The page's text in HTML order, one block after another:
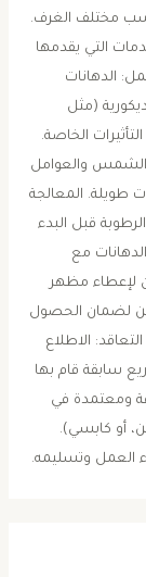
مختلف الغرف.
التي يقدمها
​الدهانات
(مثل
الخاصة.
الشمس والعوامل
طويلة. ​المعالجة
قبل البدء
مع
لإعطاء مظهر
​لضمان الحصول
​الاطلاع
سابقة قام بها
ومعتمدة في
أو كابسي).
العمل وتسليمه.